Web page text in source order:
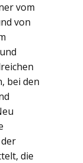
vom
von
bei den
die